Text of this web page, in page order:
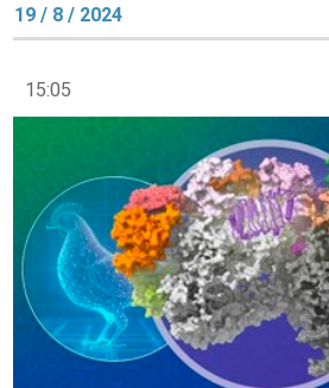
19 / 8 / 2024
15:05